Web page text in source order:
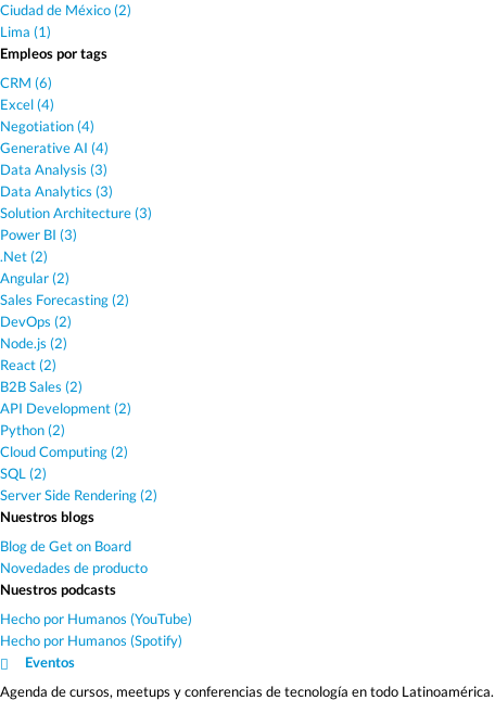
Ciudad de México (2)
Lima (1)
Empleos por tags
CRM (6)
Excel (4)
Negotiation (4)
Generative AI (4)
Data Analysis (3)
Data Analytics (3)
Solution Architecture (3)
Power BI (3)
.Net (2)
Angular (2)
Sales Forecasting (2)
DevOps (2)
Node.js (2)
React (2)
B2B Sales (2)
API Development (2)
Python (2)
Cloud Computing (2)
SQL (2)
Server Side Rendering (2)
Nuestros blogs
Blog de Get on Board
Novedades de producto
Nuestros podcasts
Hecho por Humanos (YouTube)
Hecho por Humanos (Spotify)
Eventos
Agenda de cursos, meetups y conferencias de tecnología en todo Latinoamérica.